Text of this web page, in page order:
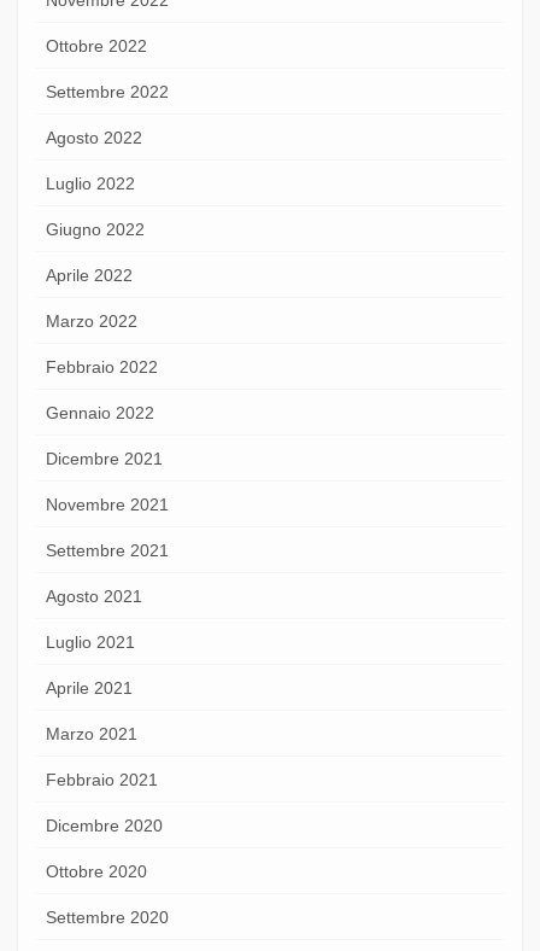
Ottobre 2022
Settembre 2022
Agosto 2022
Luglio 2022
Giugno 2022
Aprile 2022
Marzo 2022
Febbraio 2022
Gennaio 2022
Dicembre 2021
Novembre 2021
Settembre 2021
Agosto 2021
Luglio 2021
Aprile 2021
Marzo 2021
Febbraio 2021
Dicembre 2020
Ottobre 2020
Settembre 2020